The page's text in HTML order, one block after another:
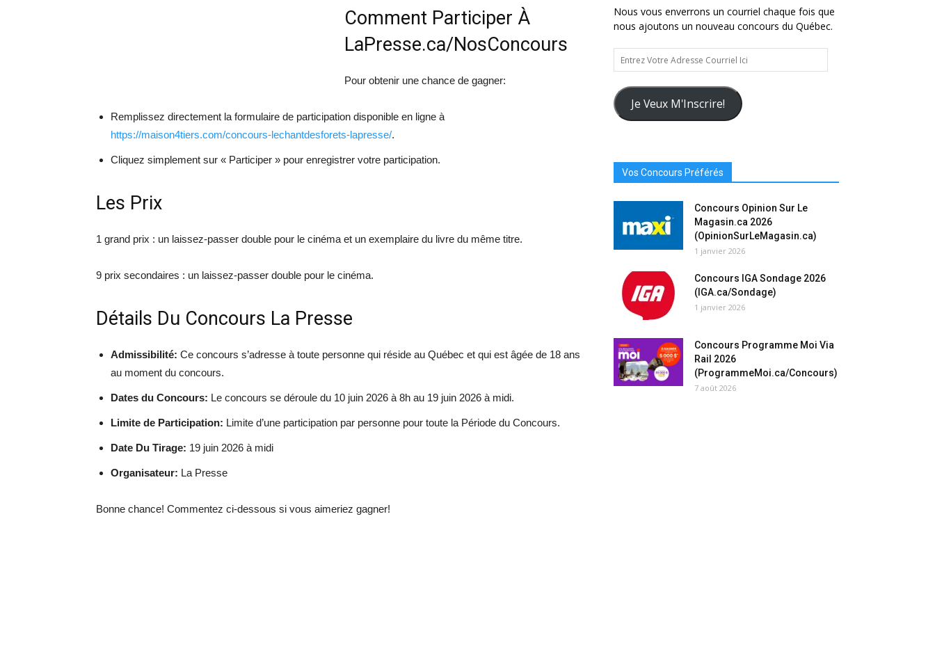
Comment Participer À
LaPresse.ca/NosConcours
Pour obtenir une chance de gagner:
Remplissez directement la formulaire de participation disponible en ligne à
https://maison4tiers.com/concours-lechantdesforets-lapresse/.
Cliquez simplement sur « Participer » pour enregistrer votre participation.
Les Prix
1 grand prix : un laissez-passer double pour le cinéma et un exemplaire du livre du même titre.
9 prix secondaires : un laissez-passer double pour le cinéma.
Détails Du Concours La Presse
Admissibilité: Ce concours s’adresse à toute personne qui réside au Québec et qui est âgée de 18 ans
au moment du concours.
Dates du Concours: Le concours se déroule du 10 juin 2026 à 8h au 19 juin 2026 à midi.
Limite de Participation: Limite d’une participation par personne pour toute la Période du Concours.
Date Du Tirage: 19 juin 2026 à midi
Organisateur: La Presse
Bonne chance! Commentez ci-dessous si vous aimeriez gagner!
Nous vous enverrons un courriel chaque fois que
nous ajoutons un nouveau concours du Québec.
Entrez
Votre
Adresse
Courriel
Ici
Je Veux M'Inscrire!
Vos Concours Préférés
Concours Opinion Sur Le
Magasin.ca 2026
(OpinionSurLeMagasin.ca)
1 janvier 2026
Concours IGA Sondage 2026
(IGA.ca/Sondage)
1 janvier 2026
Concours Programme Moi Via
Rail 2026
(ProgrammeMoi.ca/Concours)
7 août 2026